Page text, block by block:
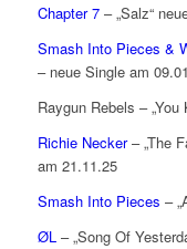
Chapter 7– „Salz“
Smash Into Pieces &
– neue Single am
Raygun Rebels –
Richie Necker– „The
am 21.11.25
Smash Into Pieces –
ØL – „Song Of